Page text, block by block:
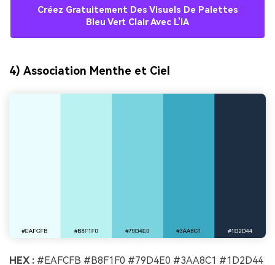
Créez Gratuitement Des Visuels De Palettes
Bleu Vert Clair Avec L’IA
4) Association Menthe et Ciel
HEX : #EAFCFB #B8F1F0 #79D4E0 #3AA8C1 #1D2D44